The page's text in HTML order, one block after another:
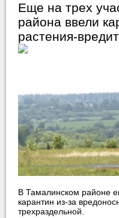
Еще на трех
района ввели
растения-
В Тамалинском районе
карантин из-за
трехраздельной.